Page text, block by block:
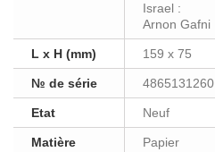
Israel :
Arnon Gafni
L x H (mm) 159 x 75
№ de série 4865131260
Etat Neuf
Matière Papier